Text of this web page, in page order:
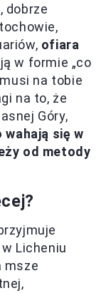
dobrze
ofiara
w formie „co
na tobie
na to, że
Góry,
się w
od metody
Licheniu
msze